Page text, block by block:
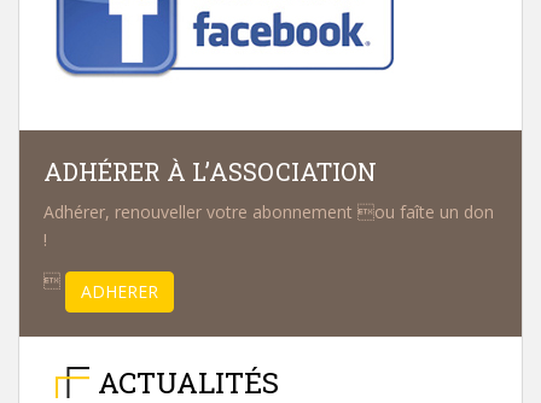
ADHÉRER À L’ASSOCIATION
Adhérer, renouveller votre abonnement ou faîte un don
!

ADHERER
ACTUALITÉS